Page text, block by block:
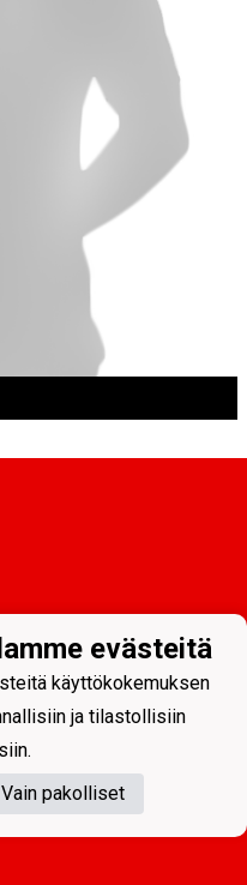
evästeitä
käyttökokemuksen
ja tilastollisiin
Vain pakolliset